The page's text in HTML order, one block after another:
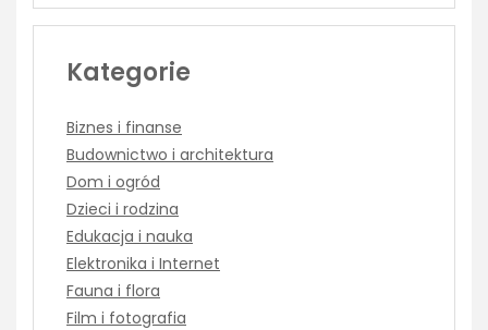
Kategorie
Biznes i finanse
Budownictwo i architektura
Dom i ogród
Dzieci i rodzina
Edukacja i nauka
Elektronika i Internet
Fauna i flora
Film i fotografia